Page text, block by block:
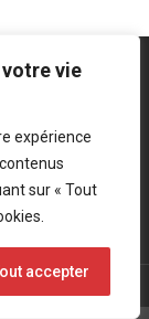
vie
expérience
sur « Tout
accepter